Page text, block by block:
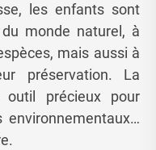
les enfants sont
monde naturel, à
mais aussi à
préservation. La
outil précieux pour